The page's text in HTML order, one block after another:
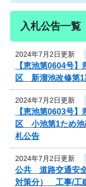
入札公告一覧
2024年7月2日更新
【恵池第0604号
区 新溜池改修第1
2024年7月2日更新
【恵池第0603号
区 小池第1ため池
札公告
2024年7月2日更新
公共 道路交通安
対策分） 工事/工